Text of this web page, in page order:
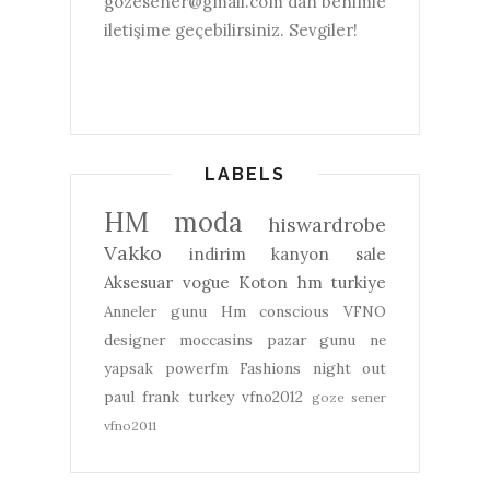
iletişime geçebilirsiniz. Sevgiler!
LABELS
HM moda
hiswardrobe
Vakko
indirim kanyon
sale
Aksesuar vogue Koton hm turkiye
Anneler gunu Hm conscious
VFNO
designer
moccasins
pazar gunu ne
yapsak
powerfm
Fashions night out
paul frank turkey vfno2012
goze sener
vfno2011